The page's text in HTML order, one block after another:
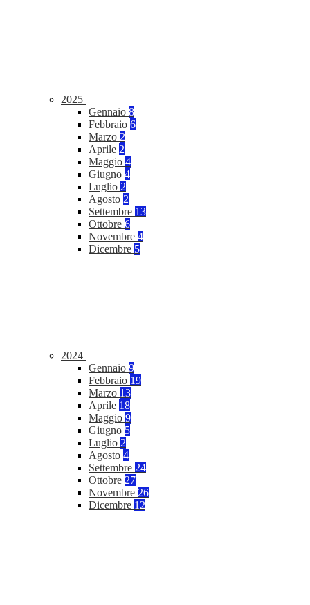
2025
Gennaio 8
Febbraio 6
Marzo 2
Aprile 2
Maggio 4
Giugno 4
Luglio 2
Agosto 2
Settembre 13
Ottobre 6
Novembre 4
Dicembre 5
2024
Gennaio 9
Febbraio 19
Marzo 13
Aprile 18
Maggio 9
Giugno 5
Luglio 2
Agosto 4
Settembre 24
Ottobre 27
Novembre 26
Dicembre 12